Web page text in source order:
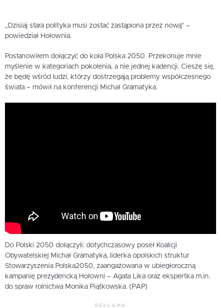
„Dzisiaj stara polityka musi zostać zastąpiona przez nową” –
powiedział Hołownia.
Postanowiłem dołączyć do koła Polska 2050. Przekonuje mnie
myślenie w kategoriach pokolenia, a nie jednej kadencji. Cieszę się,
że będę wśród ludzi, którzy dostrzegają problemy współczesnego
świata – mówił na konferencji Michał Gramatyka.
Do Polski 2050 dołączyli: dotychczasowy poseł Koalicji
Obywatelskiej Michał Gramatyka, liderka opolskich struktur
Stowarzyszenia Polska2050, zaangażowana w ubiegłoroczną
kampanię prezydencką Hołowni – Agata Lika oraz ekspertka m.in.
do spraw rolnictwa Monika Piątkowska. (PAP)
REKLAMA